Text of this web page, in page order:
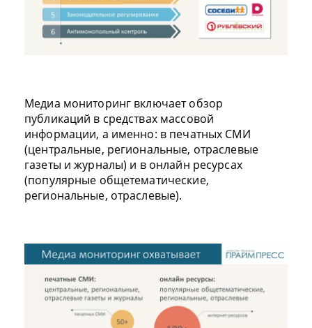
Медиа мониторинг включает обзор
публикаций в средствах массовой
информации, а именно: в печатных СМИ
(центральные, региональные, отраслевые
газеты и журналы) и в онлайн ресурсах
(популярные общетематические,
региональные, отраслевые).